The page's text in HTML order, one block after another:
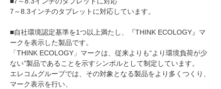
7～8.3インチのタブレットに対応しています。
■自社環境認定基準を1つ以上満たし、『THINK ECOLOGY』マ
ークを表示した製品です。
「THINK ECOLOGY」マークは、従来よりも“より環境負荷が少
ない”製品であることを示すシンボルとして制定しています。
エレコムグループでは、その対象となる製品をより多くつくり、
マーク表示を行い、